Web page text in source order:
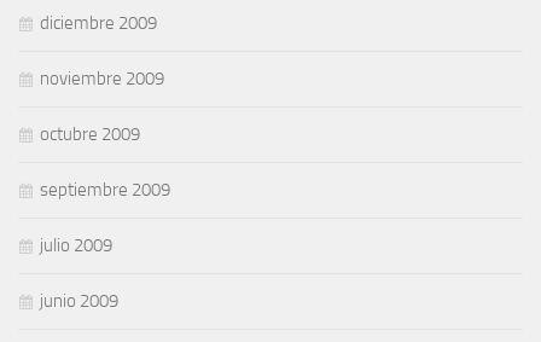
diciembre 2009
noviembre 2009
octubre 2009
septiembre 2009
julio 2009
junio 2009